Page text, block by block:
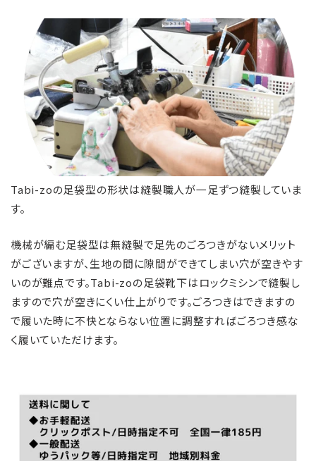
Tabi-zoの足袋型の形状は縫製職人が一足ずつ縫製していま
す。
機械が編む足袋型は無縫製で足先のごろつきがないメリット
がございますが、生地の間に隙間ができてしまい穴が空きやす
いのが難点です。Tabi-zoの足袋靴下はロックミシンで縫製し
ますので穴が空きにくい仕上がりです。ごろつきはできますの
で履いた時に不快とならない位置に調整すればごろつき感な
く履いていただけます。